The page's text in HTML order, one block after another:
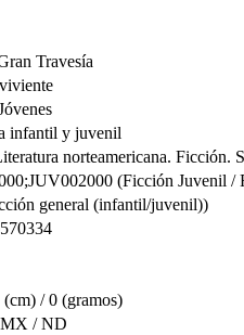
Travesía
infantil y juvenil
norteamericana. Ficción.
(Ficción Juvenil /
general (infantil/juvenil))
/ 0 (gramos)
/ ND